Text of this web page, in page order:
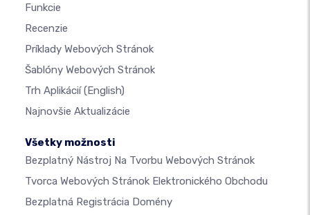
Funkcie
Recenzie
Príklady Webových Stránok
Šablóny Webových Stránok
Trh Aplikácií(English)
Najnovšie Aktualizácie
Všetky možnosti
Bezplatný Nástroj Na Tvorbu Webových Stránok
Tvorca Webových Stránok Elektronického Obchodu
Bezplatná Registrácia Domény